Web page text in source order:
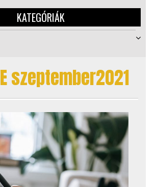
KATEGÓRIÁK
szeptember2021